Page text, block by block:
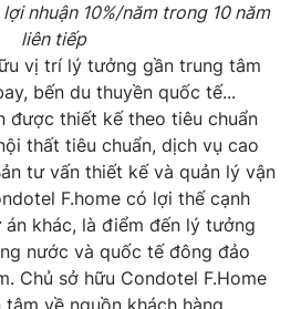
nhuận 10%/năm trong 10 năm
liên tiếp
vị trí lý tưởng gần trung tâm
bến du thuyền quốc tế...
được thiết kế theo tiêu chuẩn
thất tiêu chuẩn, dịch vụ cao
tư vấn thiết kế và quản lý vận
F.home có lợi thế cạnh
khác, là điểm đến lý tưởng
nước và quốc tế đông đảo
Chủ sở hữu Condotel F.Home